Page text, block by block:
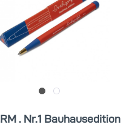
. Nr.1 Bauhausedition